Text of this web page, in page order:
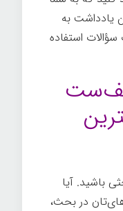
یادداشت به
استفاده
باشید. آیا
در بحث،